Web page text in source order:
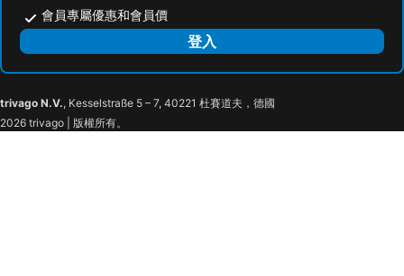
會員專屬優惠和會員價
登入
trivago N.V., Kesselstraße 5 – 7, 40221 杜賽道夫，德國
2026 trivago | 版權所有。